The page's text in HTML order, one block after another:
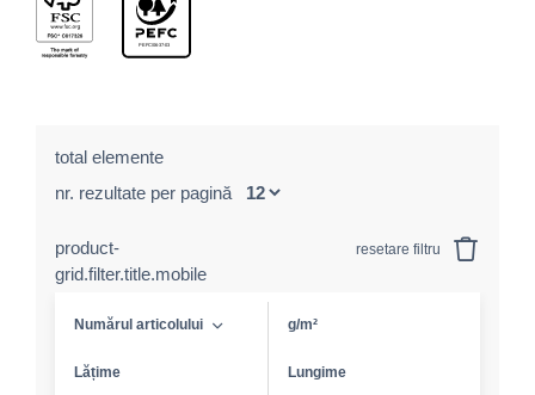
total elemente
nr. rezultate per pagină
product-
grid.filter.title.mobile
resetare filtru
Numărul articolului g/m²
Lățime Lungime